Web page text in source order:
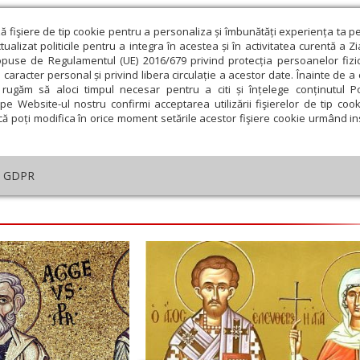
fişiere de tip cookie pentru a personaliza și îmbunătăți experiența ta
politicile pentru a integra în acestea și în activitatea curentă a
de Regulamentul (UE) 2016/679 privind protecția persoanelor
personal și privind libera circulație a acestor date. Înainte de
să aloci timpul necesar pentru a citi și înțelege conținutul
Website-ul nostru confirmi acceptarea utilizării fişierelor de tip
poți modifica în orice moment setările acestor fişiere cookie urmând
GDPR
și spiritualitate
zilei Evanghelia de Duminică Theologica
Educaţie și Cultură Societate
Ianuarie Februarie Martie